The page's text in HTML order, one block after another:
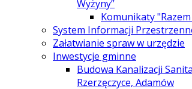
Wyżyny”
Komunikaty
System Informacji
Załatwianie spraw w urzędzie
Inwestycje gminne
Budowa Kanalizacji
Rzerzęczyce, Adamów